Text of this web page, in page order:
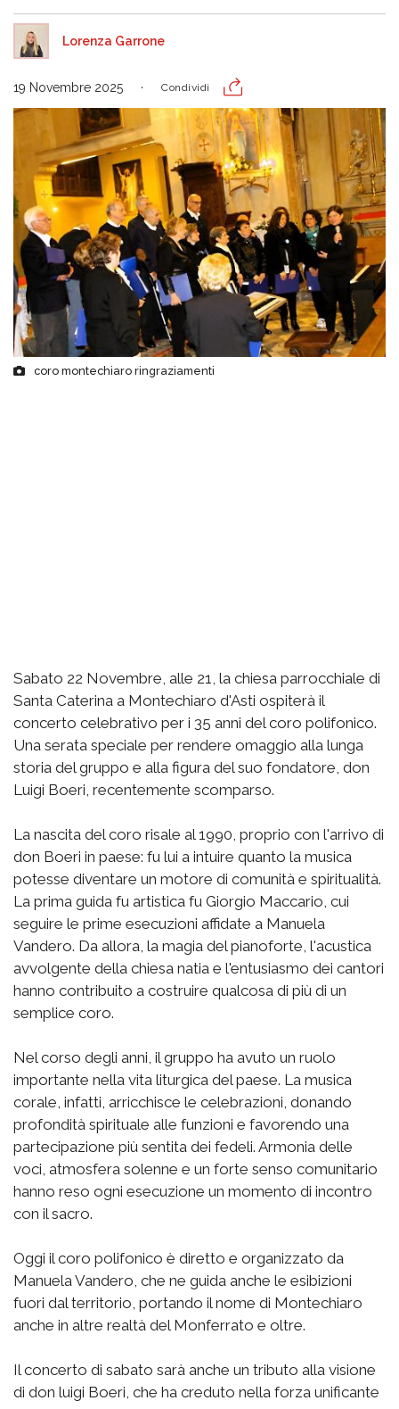
Lorenza Garrone
19 Novembre 2025 Condividi
coro montechiaro ringraziamenti
Sabato 22 Novembre, alle 21, la chiesa parrocchiale di
Santa Caterina a Montechiaro d'Asti ospiterà il
concerto celebrativo per i 35 anni del coro polifonico.
Una serata speciale per rendere omaggio alla lunga
storia del gruppo e alla figura del suo fondatore, don
Luigi Boeri, recentemente scomparso.
La nascita del coro risale al 1990, proprio con l'arrivo di
don Boeri in paese: fu lui a intuire quanto la musica
potesse diventare un motore di comunità e spiritualità.
La prima guida fu artistica fu Giorgio Maccario, cui
seguire le prime esecuzioni affidate a Manuela
Vandero. Da allora, la magia del pianoforte, l'acustica
avvolgente della chiesa natia e l'entusiasmo dei cantori
hanno contribuito a costruire qualcosa di più di un
semplice coro.
Nel corso degli anni, il gruppo ha avuto un ruolo
importante nella vita liturgica del paese. La musica
corale, infatti, arricchisce le celebrazioni, donando
profondità spirituale alle funzioni e favorendo una
partecipazione più sentita dei fedeli. Armonia delle
voci, atmosfera solenne e un forte senso comunitario
hanno reso ogni esecuzione un momento di incontro
con il sacro.
Oggi il coro polifonico è diretto e organizzato da
Manuela Vandero, che ne guida anche le esibizioni
fuori dal territorio, portando il nome di Montechiaro
anche in altre realtà del Monferrato e oltre.
Il concerto di sabato sarà anche un tributo alla visione
di don luigi Boeri, che ha creduto nella forza unificante